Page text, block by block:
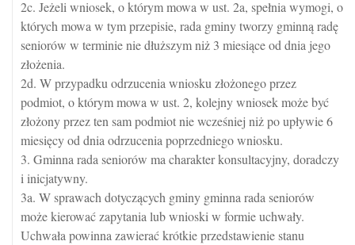
2c. Jeżeli wniosek, o którym mowa w ust. 2a, spełnia wymogi, o
których mowa w tym przepisie, rada gminy tworzy gminną radę
seniorów w terminie nie dłuższym niż 3 miesiące od dnia jego
złożenia.
2d. W przypadku odrzucenia wniosku złożonego przez
podmiot, o którym mowa w ust. 2, kolejny wniosek może być
złożony przez ten sam podmiot nie wcześniej niż po upływie 6
miesięcy od dnia odrzucenia poprzedniego wniosku.
3. Gminna rada seniorów ma charakter konsultacyjny, doradczy
i inicjatywny.
3a. W sprawach dotyczących gminy gminna rada seniorów
może kierować zapytania lub wnioski w formie uchwały.
Uchwała powinna zawierać krótkie przedstawienie stanu